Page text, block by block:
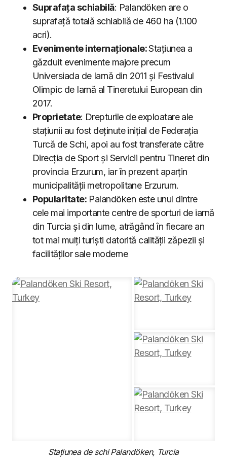
Suprafața schiabilă: Palandöken are o
suprafață totală schiabilă de 460 ha (1.100
acri).
Evenimente internaționale:Stațiunea a
găzduit evenimente majore precum
Universiada de Iarnă din 2011 și Festivalul
Olimpic de Iarnă al Tineretului European din
2017.
Proprietate: Drepturile de exploatare ale
stațiunii au fost deținute inițial de Federația
Turcă de Schi, apoi au fost transferate către
Direcția de Sport și Servicii pentru Tineret din
provincia Erzurum, iar în prezent aparțin
municipalității metropolitane Erzurum.
Popularitate:Palandöken este unul dintre
cele mai importante centre de sporturi de iarnă
din Turcia și din lume, atrăgând în fiecare an
tot mai mulți turiști datorită calității zăpezii și
facilităților sale moderne
Stațiunea de schi Palandöken, Turcia